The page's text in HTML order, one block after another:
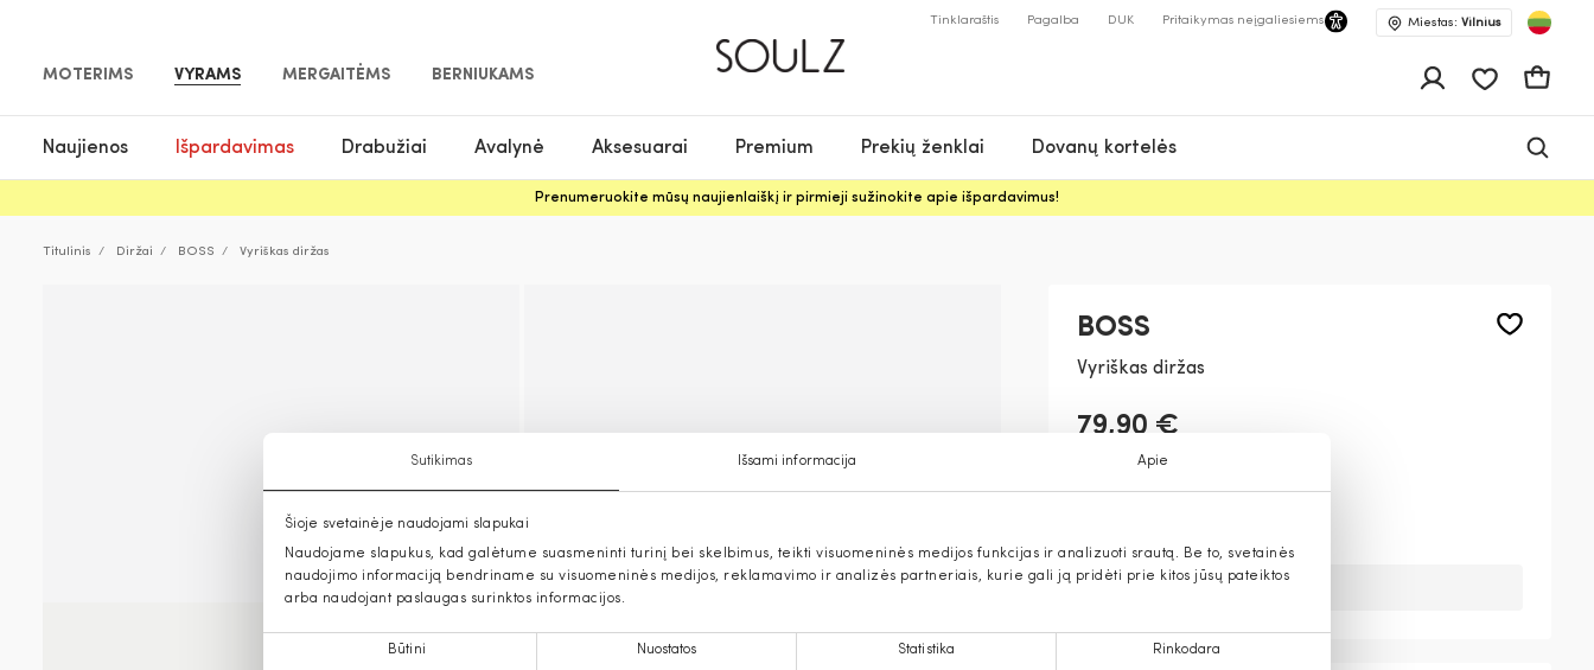
Sutikimas Išsami informacija Apie
Šioje svetainėje naudojami slapukai
Naudojame slapukus, kad galėtume suasmeninti turinį bei skelbimus, teikti visuomeninės medijos funkcijas ir analizuoti srautą. Be to, svetainės
naudojimo informaciją bendriname su visuomeninės medijos, reklamavimo ir analizės partneriais, kurie gali ją pridėti prie kitos jūsų pateiktos
arba naudojant paslaugas surinktos informacijos.
Būtini Nuostatos Statistika Rinkodara
MOTERIMS VYRAMS MERGAITĖMS BERNIUKAMS
Tinklaraštis Pagalba DUK Pritaikymas neįgaliesiems Miestas: Vilnius
Pageidavimų
Naujienos Išpardavimas Drabužiai Avalynė Aksesuarai Premium Prekių ženklai Dovanų kortelės
Prenumeruokite mūsų naujienlaiškį ir pirmieji sužinokite apie išpardavimus!
Titulinis Diržai BOSS Vyriškas diržas
BOSS
Vyriškas diržas
79,90 €
Deja, šios prekės nebeturime.